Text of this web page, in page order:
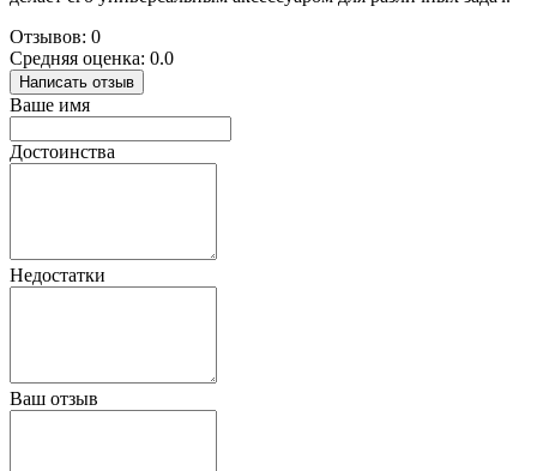
Отзывов: 0
Средняя оценка: 0.0
Написать отзыв
Ваше имя
Достоинства
Недостатки
Ваш отзыв